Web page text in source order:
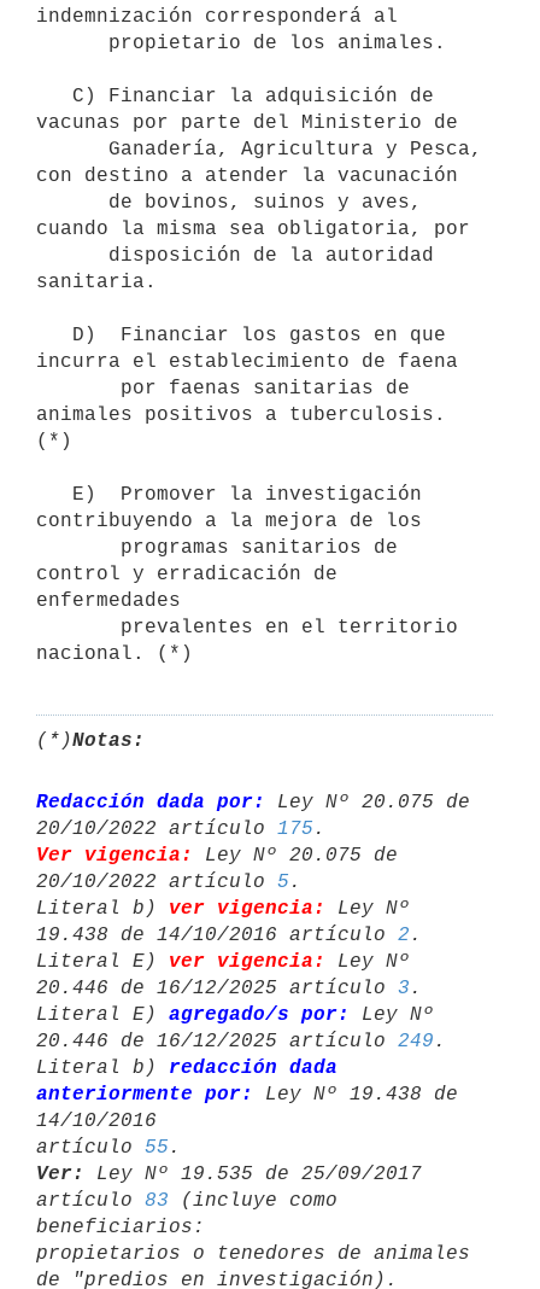
indemnización corresponderá al
vacunas por parte del Ministerio de
con destino a atender la vacunación
cuando la misma sea obligatoria, por
sanitaria.
incurra el establecimiento de faena
animales positivos a tuberculosis.
(*)
contribuyendo a la mejora de los
control y erradicación de
enfermedades
nacional. (*)
(*)Notas:
Redacción dada por:
Ley Nº 20.075 de
20/10/2022 artículo 175
Ver vigencia:
Ley Nº 20.075 de
20/10/2022 artículo 5 .
Literal b) ver vigencia:
Ley Nº
19.438 de 14/10/2016 artículo 2 .
Literal E) ver vigencia:
Ley Nº
20.446 de 16/12/2025 artículo 3 .
Literal E) agregado/s por:
Ley Nº
20.446 de 16/12/2025 artículo 249 .
Literal b) redacción dada
anteriormente por:
Ley Nº 19.438 de
14/10/2016
artículo 55
Ver:
Ley Nº 19.535 de 25/09/2017
artículo 83 (incluye como
beneficiarios:
propietarios o tenedores de animales